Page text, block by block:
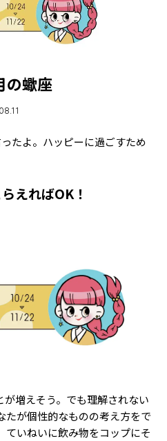
ア
ース
蠍座
たよ。ハッピーに過ごすため
えればOK！
増えそう。でも理解されない
たが個性的なものの考え方をで
いねいに飲み物をコップにそ